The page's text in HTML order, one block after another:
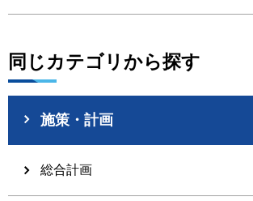
同じカテゴリから探す
施策・計画
総合計画